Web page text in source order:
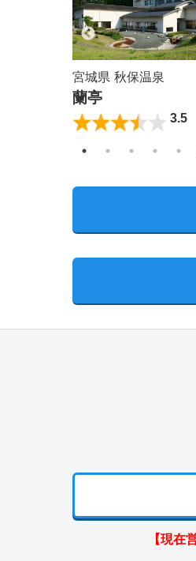
宮城県 秋保温泉
蘭亭
3.5
【現在